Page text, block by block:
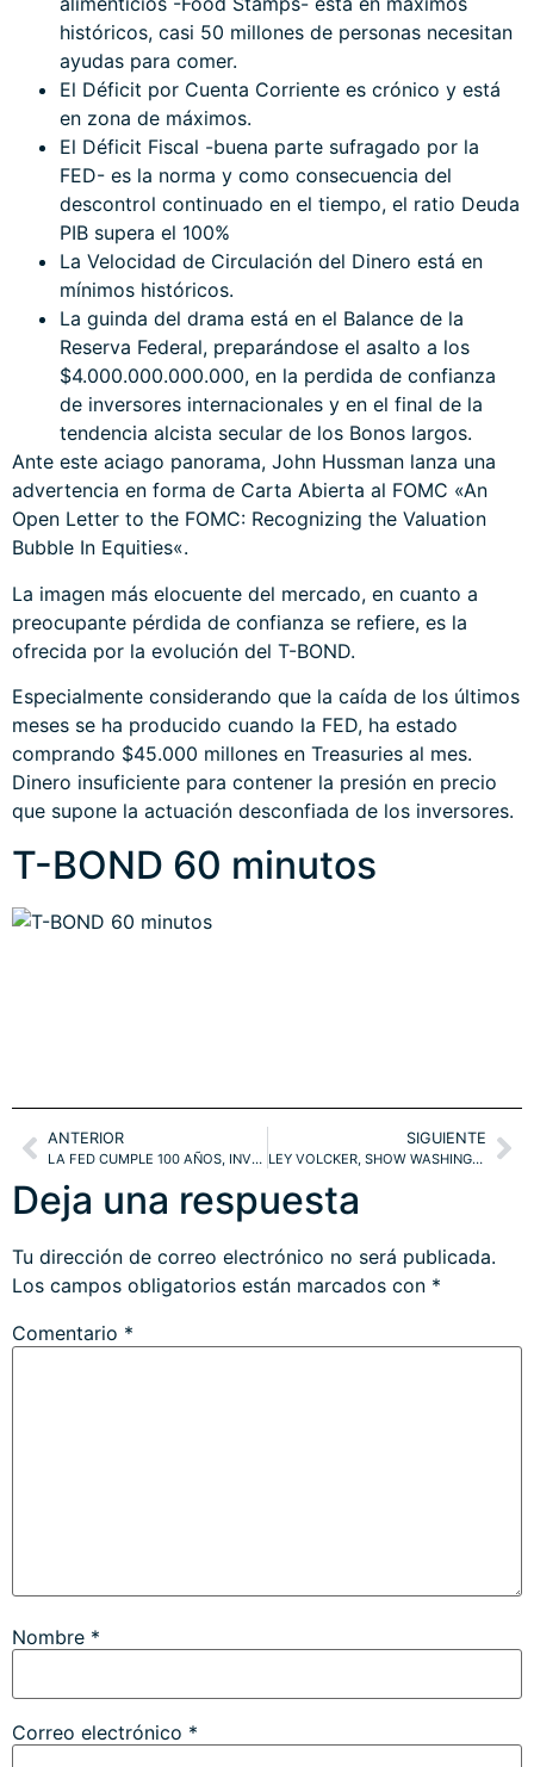
históricos, casi 50 millones de personas necesitan
ayudas para comer.
El Déficit por Cuenta Corriente es crónico y está
en zona de máximos.
El Déficit Fiscal -buena parte sufragado por la
FED- es la norma y como consecuencia del
descontrol continuado en el tiempo, el ratio Deuda
PIB supera el 100%
La Velocidad de Circulación del Dinero está en
mínimos históricos.
La guinda del drama está en el Balance de la
Reserva Federal, preparándose el asalto a los
$4.000.000.000.000, en la perdida de confianza
de inversores internacionales y en el final de la
tendencia alcista secular de los Bonos largos.
Ante este aciago panorama, John Hussman lanza una
advertencia en forma de Carta Abierta al FOMC «An
Open Letter to the FOMC: Recognizing the Valuation
Bubble In Equities«.
La imagen más elocuente del mercado, en cuanto a
preocupante pérdida de confianza se refiere, es la
ofrecida por la evolución del T-BOND.
Especialmente considerando que la caída de los últimos
meses se ha producido cuando la FED, ha estado
comprando $45.000 millones en Treasuries al mes.
Dinero insuficiente para contener la presión en precio
que supone la actuación desconfiada de los inversores.
T-BOND 60 minutos
ANTERIOR
LA FED CUMPLE 100 AÑOS, INVERSORES INSULTANTES Y SP500 FATIGADO
SIGUIENTE
LEY VOLCKER, SHOW WASHINGTON -TAPER. BONOS. SP500
Deja una respuesta
Tu dirección de correo electrónico no será publicada.
Los campos obligatorios están marcados con *
Comentario *
Nombre *
Correo electrónico *